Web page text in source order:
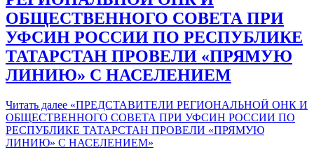
ОБЩЕСТВЕННОГО СОВЕТА ПРИ
УФСИН РОССИИ ПО РЕСПУБЛИКЕ
ТАТАРСТАН ПРОВЕЛИ «ПРЯМУЮ
ЛИНИЮ» С НАСЕЛЕНИЕМ
Читать далее «ПРЕДСТАВИТЕЛИ РЕГИОНАЛЬНОЙ ОНК И
ОБЩЕСТВЕННОГО СОВЕТА ПРИ УФСИН РОССИИ ПО
РЕСПУБЛИКЕ ТАТАРСТАН ПРОВЕЛИ «ПРЯМУЮ
ЛИНИЮ» С НАСЕЛЕНИЕМ»